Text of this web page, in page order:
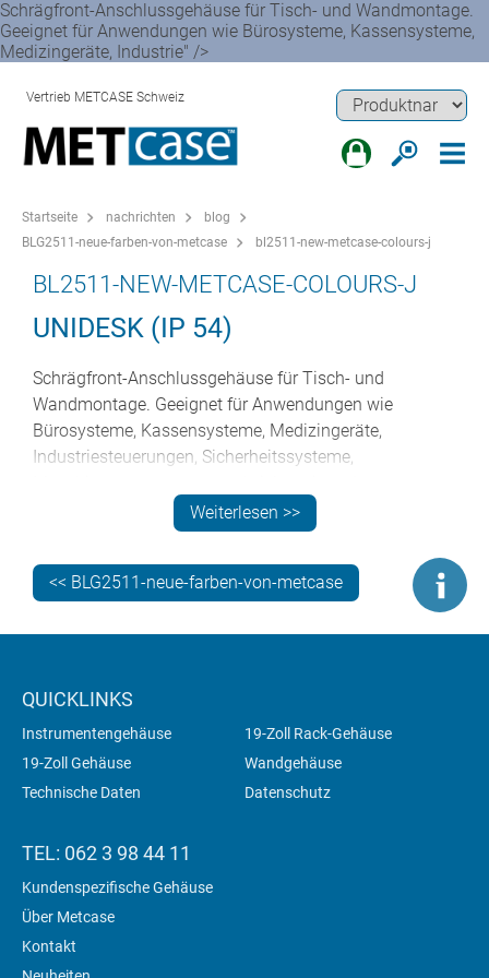
Schrägfront-Anschlussgehäuse für Tisch- und Wandmontage.
Geeignet für Anwendungen wie Bürosysteme, Kassensysteme,
Medizingeräte, Industrie" />
Vertrieb METCASE Schweiz
Startseite nachrichten
blog
BLG2511-neue-farben-von-metcase
bl2511-new-metcase-colours-j
BL2511-NEW-METCASE-COLOURS-J
UNIDESK (IP 54)
Schrägfront-Anschlussgehäuse für Tisch- und
Wandmontage. Geeignet für Anwendungen wie
Bürosysteme, Kassensysteme, Medizingeräte,
Industriesteuerungen, Sicherheitssysteme,
Elektronik- und elektrotechnischen Endgeräten. Wie
UNICASE ist es standardmäßig in Weiß, Hellgrau oder
Schwarz erhältlich.
Weiterlesen >>
<< BLG2511-neue-farben-von-metcase
QUICKLINKS
Instrumentengehäuse
19-Zoll Rack-Gehäuse
19-Zoll Gehäuse
Wandgehäuse
Technische Daten
Datenschutz
TEL: 062 3 98 44 11
Kundenspezifische Gehäuse
Über Metcase
Kontakt